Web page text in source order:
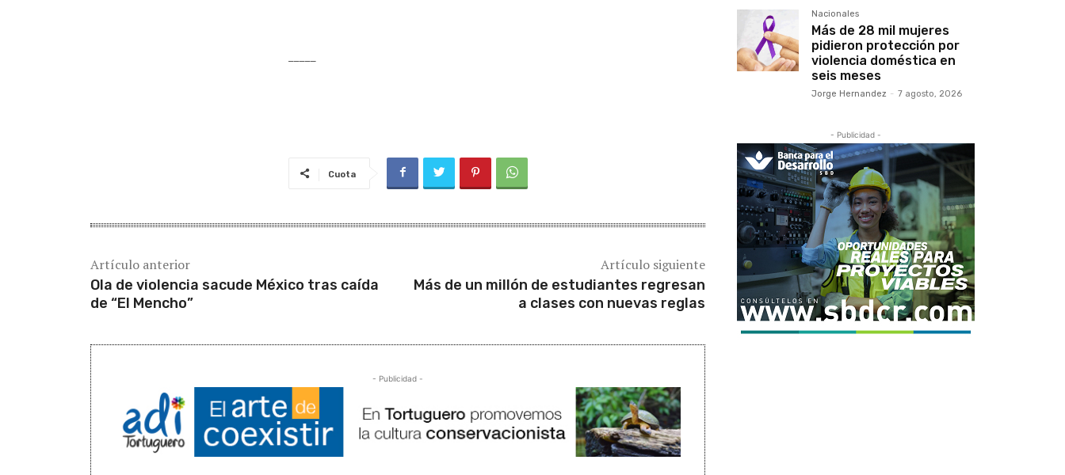
Cuota
Artículo anterior
Ola de violencia sacude México tras caída
de “El Mencho”
Artículo siguiente
Más de un millón de estudiantes regresan
a clases con nuevas reglas
- Publicidad -
Nacionales
Más de 28 mil mujeres
pidieron protección por
violencia doméstica en
seis meses
Jorge Hernandez - 7 agosto, 2026
- Publicidad -